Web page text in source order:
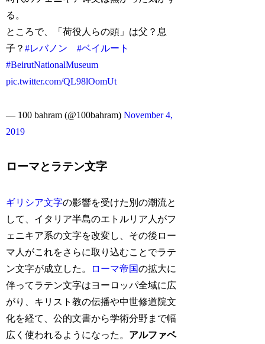
る。
ところで、「荷役人らの頭」は父？息
子？#レバノン
#ベイルート
#BeirutNationalMuseum
pic.twitter.com/QL98lOomUt
— 100 bahram (@100bahram)November 4,
2019
ローマとラテン文字
ギリシア文字の影響を受けた別の潮流と
して、イタリア半島のエトルリア人がフ
ェニキア系の文字を改変し、その後ロー
マ人がこれをさらに取り込むことでラテ
ン文字が成立した。
ローマ帝国の拡大に
伴ってラテン文字はヨーロッパ全域に広
がり、キリスト教の伝播や中世修道院文
化を経て、公的文書から学術分野まで幅
広く使われるようになった。 アルファベ